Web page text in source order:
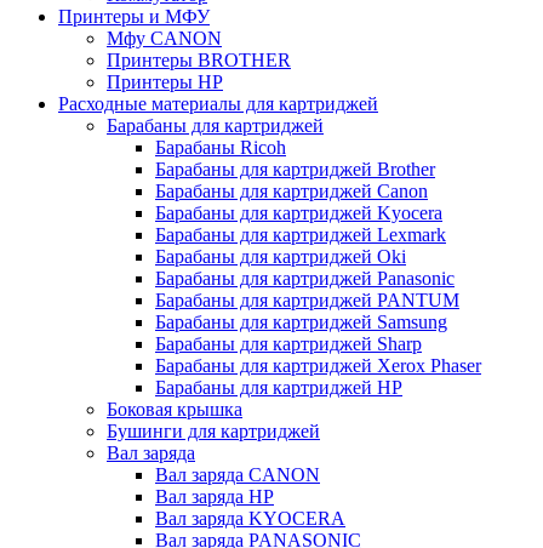
Принтеры и МФУ
Мфу CANON
Принтеры BROTHER
Принтеры HP
Расходные материалы для картриджей
Барабаны для картриджей
Барабаны Ricoh
Барабаны для картриджей Brother
Барабаны для картриджей Canon
Барабаны для картриджей Kyocera
Барабаны для картриджей Lexmark
Барабаны для картриджей Oki
Барабаны для картриджей Panasonic
Барабаны для картриджей PANTUM
Барабаны для картриджей Samsung
Барабаны для картриджей Sharp
Барабаны для картриджей Xerox Phaser
Барабаны для картриджей НР
Боковая крышка
Бушинги для картриджей
Вал заряда
Вал заряда CANON
Вал заряда HP
Вал заряда KYOCERA
Вал заряда PANASONIC